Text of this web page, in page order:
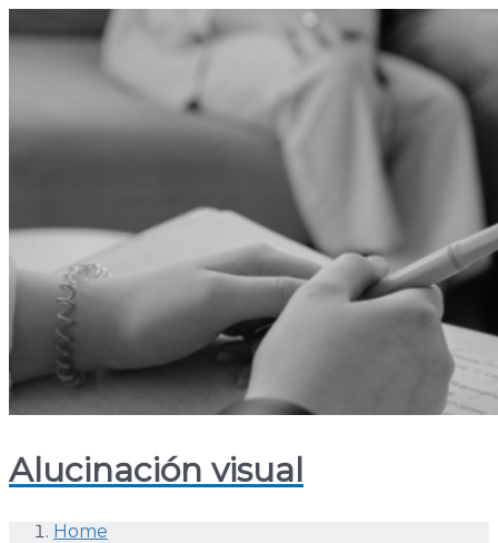
Alucinación visual
Home